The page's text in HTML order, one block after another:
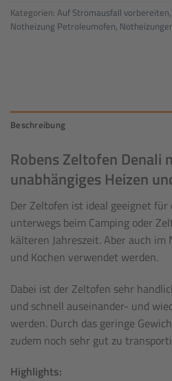
Kategorien: Auf Stromausfall vorbereiten,
Notheizung Petroleumofen,
Beschreibung
Robens Zeltofen Denali
unabhängiges Heizen
Der Zeltofen ist ideal geeignet für
unterwegs beim Camping oder
kälteren Jahreszeit. Aber auch
und Kochen verwendet werden.
Dabei ist der Zeltofen sehr
und schnell auseinander- und
werden. Durch das geringe
zudem noch sehr gut zu
Highlights: